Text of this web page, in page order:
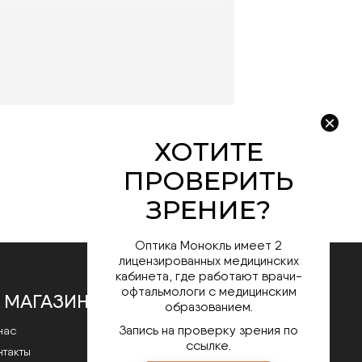
Оптика Монокль имеет 2
лицензированных медицинских
кабинета, где работают врачи-
офтальмологи с медицинским
образованием.
Запись на проверку зрения по
ссылке.